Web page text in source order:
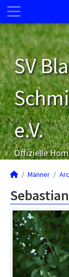
SV
e.V.
Offizielle
Männer